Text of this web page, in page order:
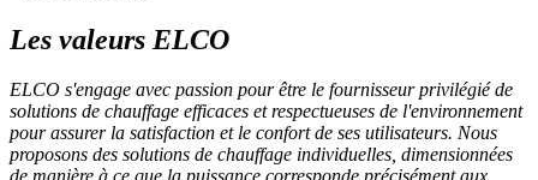
Les valeurs ELCO
ELCO s'engage avec passion pour être le fournisseur privilégié de
solutions de chauffage efficaces et respectueuses de l'environnement
pour assurer la satisfaction et le confort de ses utilisateurs. Nous
proposons des solutions de chauffage individuelles, dimensionnées